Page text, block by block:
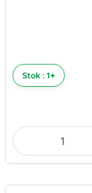
Stok : 1+